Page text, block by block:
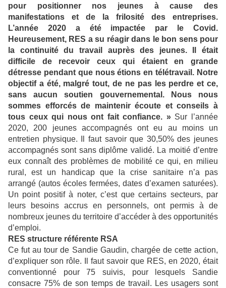
pour positionner nos jeunes à cause des
manifestations et de la frilosité des entreprises.
L’année 2020 a été impactée par le Covid.
Heureusement, RES a su réagir dans le bon sens pour
la continuité du travail auprès des jeunes. Il était
difficile de recevoir ceux qui étaient en grande
détresse pendant que nous étions en télétravail. Notre
objectif a été, malgré tout, de ne pas les perdre et ce,
sans aucun soutien gouvernemental. Nous nous
sommes efforcés de maintenir écoute et conseils à
tous ceux qui nous ont fait confiance. » Sur l’année
2020, 200 jeunes accompagnés ont eu au moins un
entretien physique. Il faut savoir que 30,50% des jeunes
accompagnés sont sans diplôme validé. La moitié d’entre
eux connaît des problèmes de mobilité ce qui, en milieu
rural, est un handicap que la crise sanitaire n’a pas
arrangé (autos écoles fermées, dates d’examen saturées).
Un point positif à noter, c’est que certains secteurs, par
leurs besoins accrus en personnels, ont permis à de
nombreux jeunes du territoire d’accéder à des opportunités
d’emploi.
RES structure référente RSA
Ce fut au tour de Sandie Gaudin, chargée de cette action,
d’expliquer son rôle. Il faut savoir que RES, en 2020, était
conventionné pour 75 suivis, pour lesquels Sandie
consacre 75% de son temps de travail. Les usagers sont